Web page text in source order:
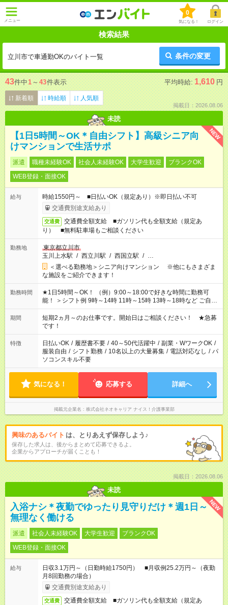
メニュー
0
気になる！ ログイン
検索結果
立川市で車通勤OKのバイト一覧 条件の変更
43件中1 ～ 43件表示 平均時給: 1,610 円
新着順 時給順 人気順
掲載日：2026.08.06
未読
NEW
【1日5時間～OK＊自由シフト】高級シニア向
けマンションで生活サポ
派遣 職種未経験OK 社会人未経験OK 大学生歓迎
ブランクOK
WEB登録・面接OK
給与
時給1550円～ ■日払いOK（規定あり）※即日払い不可
交通費別途支給あり
交通費
交通費全額支給 ■ガソリン代も全額支給（規定あ
り） ■無料駐車場もご相談ください
勤務地
東京都立川市
玉川上水駅 / 西立川駅 / 西国立駅 / …
＜選べる勤務地＞シニア向けマンション ※他にもさまざま
な施設をご紹介できます！
勤務時間
★1日5時間～OK！ （例）9:00～18:00で好きな時間に勤務可
能！ ＞シフト例 9時～14時 11時～15時 13時～18時など ご自身
のご都合に合わせて勤務時間をご相談ください！ ★家庭の都合
でお休みや時間の調整が必要な場合も遠慮なくご相談くださ
い。
期間
短期2ヵ月～のお仕事です。開始日はご相談ください！ ★急募
です！
特徴 日払いOK / 履歴書不要 / 40～50代活躍中 / 副業・WワークOK /
服装自由 / シフト勤務 / 10名以上の大量募集 / 電話対応なし / パ
ソコンスキル不要
気になる！ 応募する 詳細へ
掲載元企業名 株式会社ネオキャリア ナイス！介護事業部
興味のあるバイト は、とりあえず保存しよう♪
保存した求人は、後からまとめて応募できるよ。
企業からアプローチが届くことも！
掲載日：2026.08.06
未読
NEW
入浴ナシ＊夜勤でゆったり見守りだけ＊週1日～
無理なく働ける
派遣 社会人未経験OK 大学生歓迎
ブランクOK
WEB登録・面接OK
給与
日収3.1万円～（日勤時給1750円） ■月収例25.2万円～（夜勤
月8回勤務の場合）
交通費別途支給あり
交通費
交通費全額支給 ■ガソリン代も全額支給（規定あ